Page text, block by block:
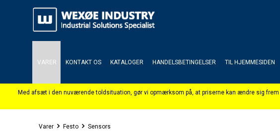
VARER KONTAKT OS KATALOGER HANDELSBETINGELSER TIL HJEMMESIDEN
Varer Festo Sensors